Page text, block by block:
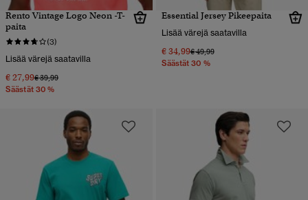
Rento Vintage Logo Neon -T-
paita
(3)
Lisää värejä saatavilla
€ 27,99Hinta alennettu hinnasta
€ 39,99hintaan
Säästät 30 %
Essential Jersey Pikeepaita
Lisää värejä saatavilla
€ 34,99Hinta alennettu hinnasta
€ 49,99hintaan
Säästät 30 %